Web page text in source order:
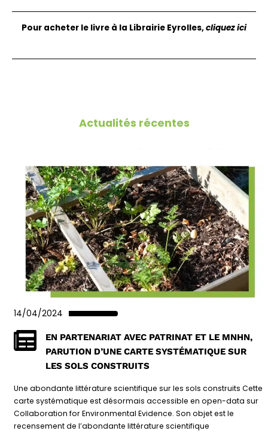
Pour acheter le livre à la Librairie Eyrolles,cliquez ici
Actualités récentes
14/04/2024
EN PARTENARIAT AVEC PATRINAT ET LE MNHN,
PARUTION D’UNE CARTE SYSTÉMATIQUE SUR
LES SOLS CONSTRUITS
Une abondante littérature scientifique sur les sols construits Cette
carte systématique est désormais accessible en open-data sur
Collaboration for Environmental Evidence. Son objet est le
recensement de l’abondante littérature scientifique